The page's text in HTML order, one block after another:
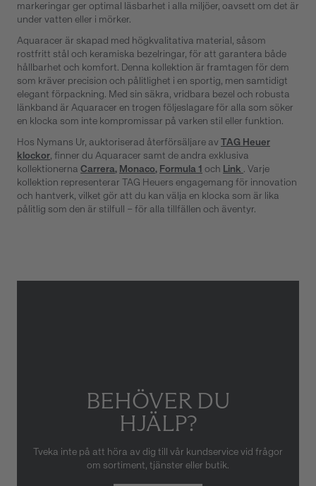
markeringar ger optimal läsbarhet i alla miljöer, oavsett om det är
under vatten eller i mörker.
Aquaracer är skapad med högkvalitativa material, såsom
rostfritt stål och keramiska bezelringar, för att garantera både
hållbarhet och komfort. Denna kollektion är framtagen för dem
som kräver precision och pålitlighet i en sportig, men samtidigt
elegant förpackning. Med sin säkra, vridbara bezel och robusta
länkband är Aquaracer en trogen följeslagare för alla som söker
en klocka som inte kompromissar på varken stil eller funktion.
Hos Nymans Ur, auktoriserad återförsäljare av TAG Heuer
klockor, finner du Aquaracer samt de andra exklusiva
kollektionerna Carrera, Monaco, Formula 1 och Link . Varje
kollektion representerar TAG Heuers engagemang för innovation
och hantverk, vilket gör att du kan välja en klocka som är lika
pålitlig som den är stilfull – för alla tillfällen och äventyr.
BEHÖVER DU
HJÄLP?
Tveka inte på att höra av dig till vår kundservice vid frågor
om sortiment, tjänster eller butik.